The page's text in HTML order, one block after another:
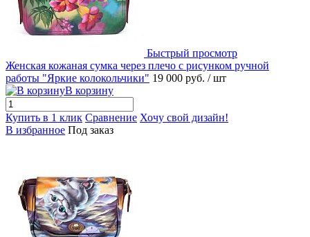
Быстрый просмотр
Женская кожаная сумка через плечо с рисунком ручной
работы "Яркие колокольчики" 19 000 руб. / шт
В корзину
Купить в 1 клик Сравнение Хочу свой дизайн!
В избранное Под заказ